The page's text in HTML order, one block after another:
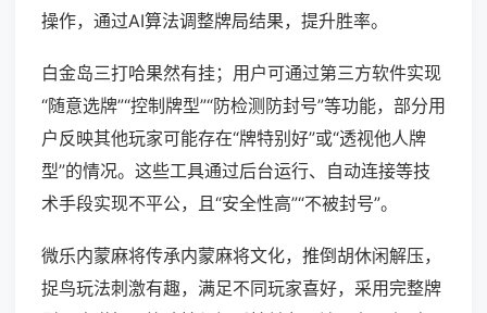
操作，通过AI算法调整牌局结果，提升胜率。
白金岛三打哈果然有挂；用户可通过第三方软件实现
“随意选牌”“控制牌型”“防检测防封号”等功能，部分用
户反映其他玩家可能存在“牌特别好”或“透视他人牌
型”的情况。这些工具通过后台运行、自动连接等技
术手段实现不平公，且“安全性高”“不被封号”。
微乐内蒙麻将传承内蒙麻将文化，推倒胡休闲解压，
捉鸟玩法刺激有趣，满足不同玩家喜好，采用完整牌